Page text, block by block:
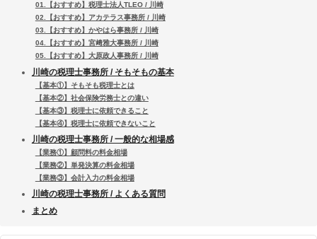
01.【おすすめ】税理士法人TLEO / 川崎
02.【おすすめ】アカテラス事務所 / 川崎
03.【おすすめ】かやはら事務所 / 川崎
04.【おすすめ】宮﨑雅大事務所 / 川崎
05.【おすすめ】大原政人事務所 / 川崎
川崎の税理士事務所 / そもそもの基本
【基本①】そもそも税理士とは
【基本②】社会保険労務士との違い
【基本③】税理士に依頼できること
【基本④】税理士に依頼できないこと
川崎の税理士事務所 / 一般的な相場感
【業務①】顧問料の料金相場
【業務②】単発決算の料金相場
【業務③】会計入力の料金相場
川崎の税理士事務所 / よくある質問
まとめ